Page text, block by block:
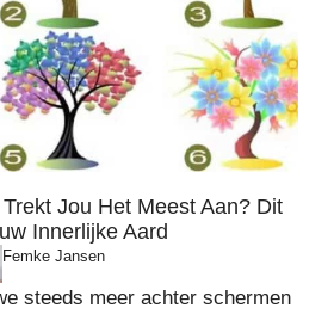
Jou Het Meest Aan? Dit
Innerlijke Aard
Femke Jansen
steeds meer achter schermen